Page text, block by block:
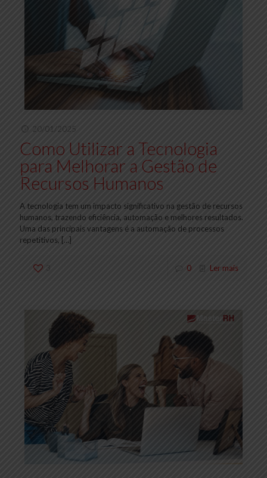
20/01/2025
Como Utilizar a Tecnologia
para Melhorar a Gestão de
Recursos Humanos
A tecnologia tem um impacto significativo na gestão de recursos
humanos, trazendo eficiência, automação e melhores resultados.
Uma das principais vantagens é a automação de processos
repetitivos, […]
3 0 Ler mais